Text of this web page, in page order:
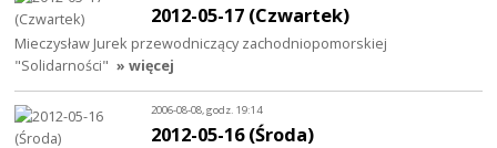
2012-05-17 (Czwartek)
Mieczysław Jurek przewodniczący zachodniopomorskiej
"Solidarności" » więcej
2006-08-08, godz. 19:14
2012-05-16 (Środa)